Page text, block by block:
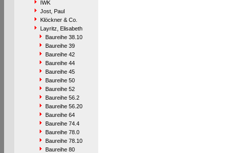
IWK
Jost, Paul
Klöckner & Co.
Layritz, Elisabeth
Baureihe 38.10
Baureihe 39
Baureihe 42
Baureihe 44
Baureihe 45
Baureihe 50
Baureihe 52
Baureihe 56.2
Baureihe 56.20
Baureihe 64
Baureihe 74.4
Baureihe 78.0
Baureihe 78.10
Baureihe 80